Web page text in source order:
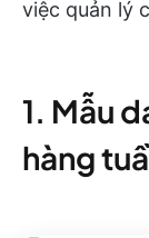
việc quản lý
1. Mẫu
hàng